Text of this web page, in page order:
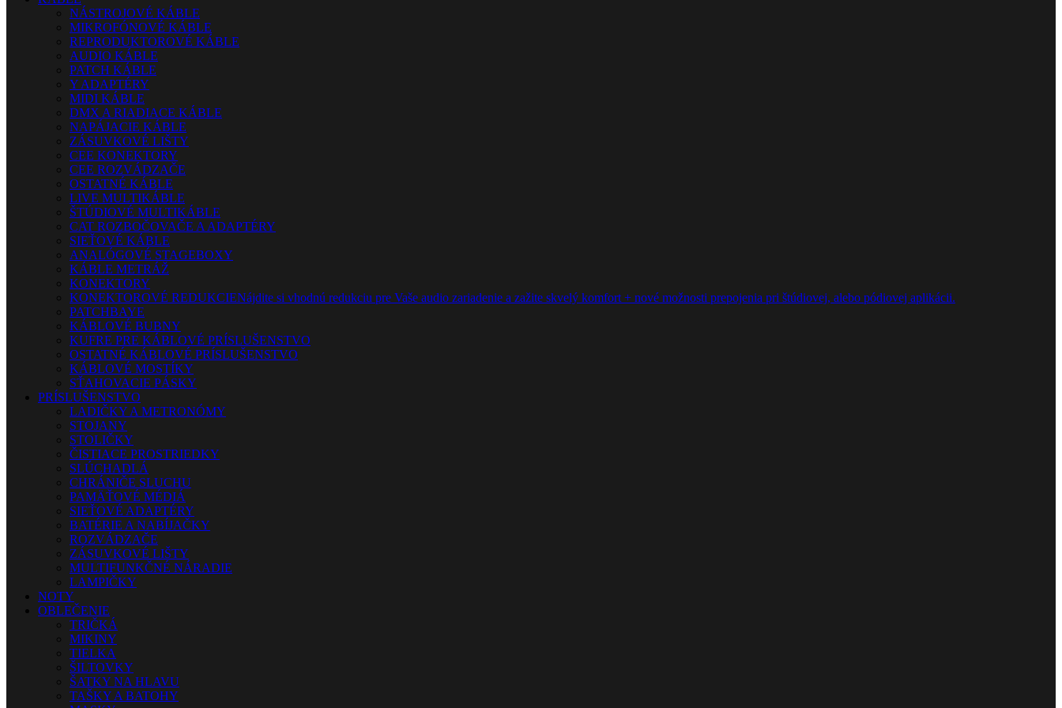
NÁSTROJOVÉ KÁBLE
MIKROFÓNOVÉ KÁBLE
REPRODUKTOROVÉ KÁBLE
AUDIO KÁBLE
PATCH KÁBLE
Y ADAPTÉRY
MIDI KÁBLE
DMX A RIADIACE KÁBLE
NAPÁJACIE KÁBLE
ZÁSUVKOVÉ LIŠTY
CEE KONEKTORY
CEE ROZVÁDZAČE
OSTATNÉ KÁBLE
LIVE MULTIKÁBLE
ŠTÚDIOVÉ MULTIKÁBLE
CAT ROZBOČOVAČE A ADAPTÉRY
SIEŤOVÉ KÁBLE
ANALÓGOVÉ STAGEBOXY
KÁBLE METRÁŽ
KONEKTORY
KONEKTOROVÉ REDUKCIENájdite si vhodnú redukciu pre Vaše audio zariadenie a zažite skvelý komfort + nové možnosti prepojenia pri štúdiovej, alebo pódiovej aplikácii.
PATCHBAYE
KÁBLOVÉ BUBNY
KUFRE PRE KÁBLOVÉ PRÍSLUŠENSTVO
OSTATNÉ KÁBLOVÉ PRÍSLUŠENSTVO
KÁBLOVÉ MOSTÍKY
SŤAHOVACIE PÁSKY
PRÍSLUŠENSTVO
LADIČKY A METRONÓMY
STOJANY
STOLIČKY
ČISTIACE PROSTRIEDKY
SLÚCHADLÁ
CHRÁNIČE SLUCHU
PAMÄŤOVÉ MÉDIÁ
SIEŤOVÉ ADAPTÉRY
BATÉRIE A NABÍJAČKY
ROZVÁDZAČE
ZÁSUVKOVÉ LIŠTY
MULTIFUNKČNÉ NÁRADIE
LAMPIČKY
NOTY
OBLEČENIE
TRIČKÁ
MIKINY
TIELKA
ŠILTOVKY
ŠATKY NA HLAVU
TAŠKY A BATOHY